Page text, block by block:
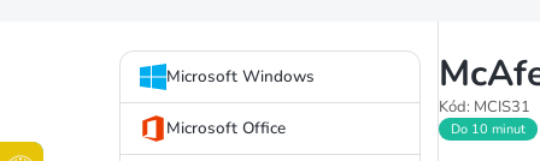
P
Přeskočit
kategorie
Microsoft Windows
Microsoft Office
Kód: MCIS31
Do 10 minut